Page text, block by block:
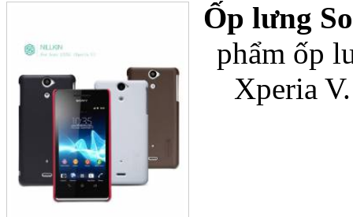
Ốp lưng Samsung
Ốp lưng
phẩm ốp
Xperia